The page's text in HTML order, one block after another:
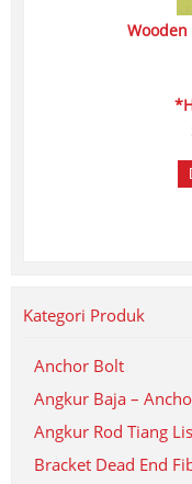
Wooden
Kategori Produk
Anchor Bolt
Angkur Baja –
Angkur Rod Tiang
Bracket Dead End